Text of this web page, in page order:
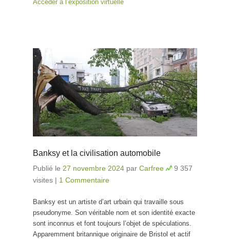
Accéder à l’exposition virtuelle
Banksy et la civilisation automobile
Publié le 27 novembre 2024 par Carfree
9 357
visites | 1 Commentaire
Banksy est un artiste d’art urbain qui travaille sous
pseudonyme. Son véritable nom et son identité exacte
sont inconnus et font toujours l’objet de spéculations.
Apparemment britannique originaire de Bristol et actif